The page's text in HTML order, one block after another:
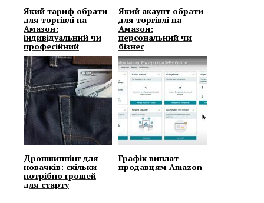
Який тариф обрати
для торгівлі на
Амазон:
індивідуальний чи
професійний
Який акаунт обрати
для торгівлі на
Амазон:
персональний чи
бізнес
Дропшиппінг для
новачків: скільки
потрібно грошей
для старту
Графік виплат
продавцям Amazon